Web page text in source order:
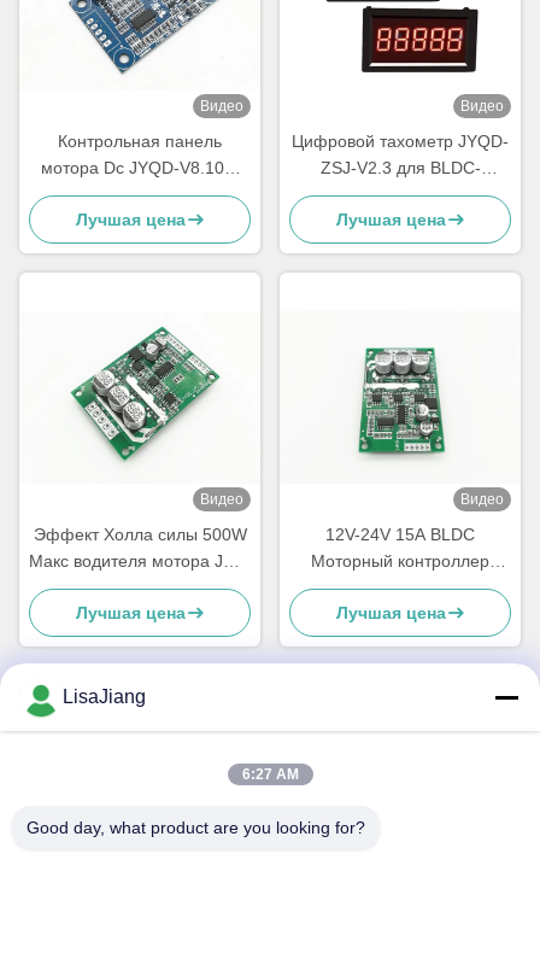
Видео
Контрольная панель
мотора Dc JYQD-V8.10B,
небольшая доска водителя
мотора Bldc размера
Лучшая цена
Видео
Цифровой тахометр JYQD-
ZSJ-V2.3 для BLDC-
двигателей – измеритель
оборотов в минуту (RPM) с
импульсным сигналом 5 В |
Высокоточный дисплей
двигателей JYQD
Лучшая цена
Видео
Эффект Холла силы 500W
Макс водителя мотора JUYI
JYQD-V7.3E2 Arduino BLDC
с Hall на 120°
Лучшая цена
Видео
12V-24V 15A BLDC
Моторный контроллер
PWM Скоростной драйвер
для бессенсорного BLDC
Мотора JYQD-V6.3E2
Лучшая цена
Но. 1, майна 1199, юньпинг дорога, джядинг район,
LisaJiang
6:27 AM
Good day, what product are you looking for?